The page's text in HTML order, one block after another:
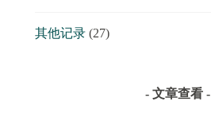
其他记录(27)
- 文章查看 -